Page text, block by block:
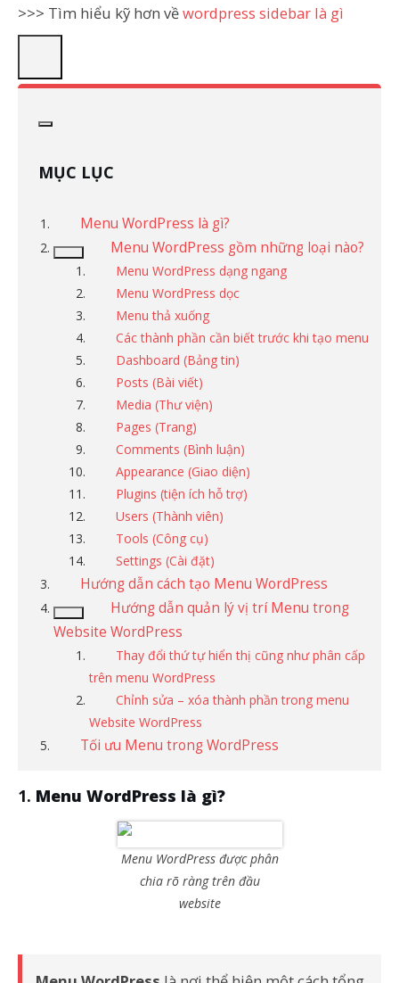
>>> Tìm hiểu kỹ hơn vềwordpress sidebar là gì
MỤC LỤC
Menu WordPress là gì?
Menu WordPress gồm những loại nào?
Menu WordPress dạng ngang
Menu WordPress dọc
Menu thả xuống
Các thành phần cần biết trước khi tạo menu
Dashboard (Bảng tin)
Posts (Bài viết)
Media (Thư viện)
Pages (Trang)
Comments (Bình luận)
Appearance (Giao diện)
Plugins (tiện ích hỗ trợ)
Users (Thành viên)
Tools (Công cụ)
Settings (Cài đặt)
Hướng dẫn cách tạo Menu WordPress
Hướng dẫn quản lý vị trí Menu trong
Website WordPress
Thay đổi thứ tự hiển thị cũng như phân cấp
trên menu WordPress
Chỉnh sửa – xóa thành phần trong menu
Website WordPress
Tối ưu Menu trong WordPress
Menu WordPress là gì?
Menu WordPress được phân
chia rõ ràng trên đầu
website